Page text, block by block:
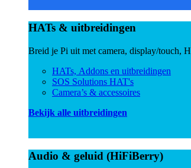
HATs & uitbreidingen
Breid je Pi uit met camera, display/touch,
HATs, Addons en uitbreidingen
SOS Solutions HAT's
Camera’s & accessoires
Bekijk alle uitbreidingen
Audio & geluid (HiFiBerry)